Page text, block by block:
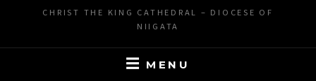
contentCHRIST THE KING CATHEDRAL – DIOCESE OF
NIIGATA
MENU